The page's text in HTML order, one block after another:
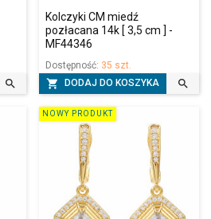

Kolczyki CM miedź
pozłacana 14k [ 3,5 cm ] -
MF44346
Dostępność: 35 szt.
 DODAJ DO KOSZYKA 
NOWY PRODUKT